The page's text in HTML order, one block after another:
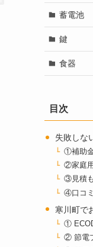
蓄電池
鍵
食器
目次
失敗しな
①補助
②家庭
③見積
④口コ
寒川町で
①
② 節電